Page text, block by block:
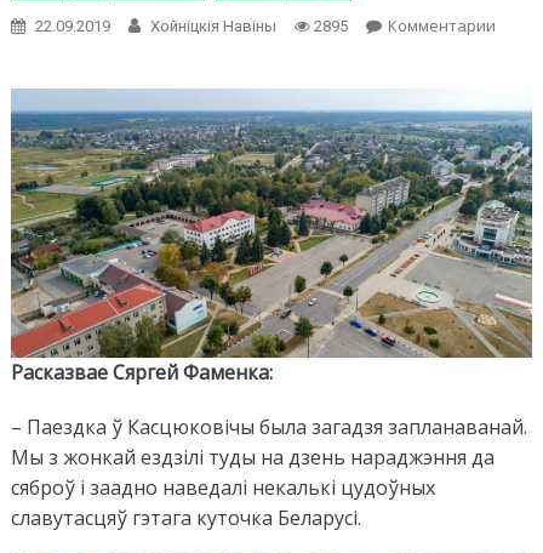
22.09.2019 Хойнiцкiя Навiны 2895 Комментарииon
РасказваеСяргей Фаменка:
– Паездка ў Касцюковічы была загадзя запланаванай.
Мы з жонкай ездзілі туды на дзень нараджэння да
сяброў і заадно наведалі некалькі цудоўных
славутасцяў гэтага куточка Беларусі.